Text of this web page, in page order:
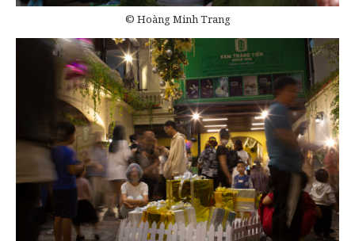
© Hoàng Minh Trang